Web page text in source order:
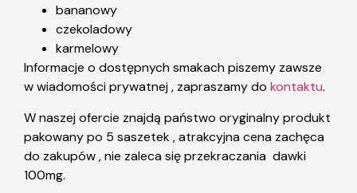
bananowy
czekoladowy
karmelowy
Informacje o dostępnych smakach piszemy zawsze
w wiadomości prywatnej , zapraszamy do kontaktu.
W naszej ofercie znajdą państwo oryginalny produkt
pakowany po 5 saszetek , atrakcyjna cena zachęca
do zakupów , nie zaleca się przekraczania dawki
100mg.